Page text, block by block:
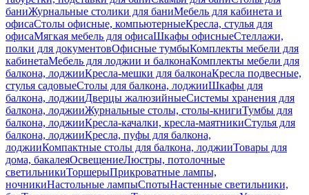
баниЖурнальные столики для баниМебель для кабинета и
офисаСтолы офисные, компьютерныеКресла, стулья для
офисаМягкая мебель для офисаШкафы офисныеСтеллажи,
полки для документовОфисные тумбыКомплекты мебели для
кабинетаМебель для лоджии и балконаКомплекты мебели для
балкона, лоджииКресла-мешки для балконаКресла подвесные,
стулья садовыеСтолы для балкона, лоджииШкафы для
балкона, лоджииДверцы жалюзийныеСистемы хранения для
балкона, лоджииЖурнальные столы, столы-книгиТумбы для
балкона, лоджииКресла-качалки, кресла-маятникиСтулья для
балкона, лоджииКресла, пуфы для балкона,
лоджииКомпактные столы для балкона, лоджииТовары для
дома, бакалеяОсвещениеЛюстры, потолочные
светильникиТоршерыПрикроватные лампы,
ночникиНастольные лампыСпотыНастенные светильники,